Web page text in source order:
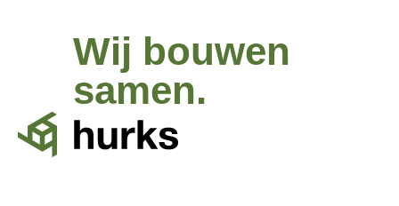
Wij bouwen
samen.